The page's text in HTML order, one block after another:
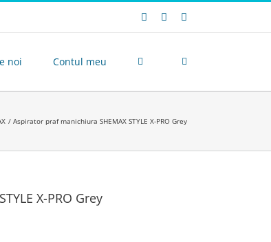
Facebook
noi Contul meu
Aspirator praf manichiura SHEMAX STYLE X-PRO Grey
X-PRO Grey